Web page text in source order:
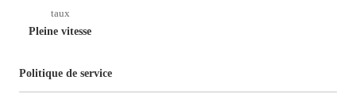
taux
Pleine vitesse
Politique de service